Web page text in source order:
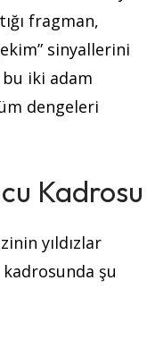
fragman,
sinyallerini
iki adam
dengeleri
Kadrosu
yıldızlar
şu